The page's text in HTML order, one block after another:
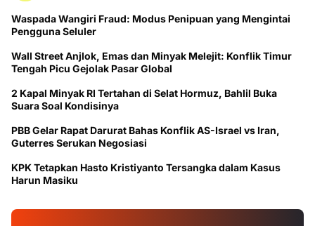
Waspada Wangiri Fraud: Modus Penipuan yang Mengintai
Pengguna Seluler
Wall Street Anjlok, Emas dan Minyak Melejit: Konflik Timur
Tengah Picu Gejolak Pasar Global
2 Kapal Minyak RI Tertahan di Selat Hormuz, Bahlil Buka
Suara Soal Kondisinya
PBB Gelar Rapat Darurat Bahas Konflik AS-Israel vs Iran,
Guterres Serukan Negosiasi
KPK Tetapkan Hasto Kristiyanto Tersangka dalam Kasus
Harun Masiku